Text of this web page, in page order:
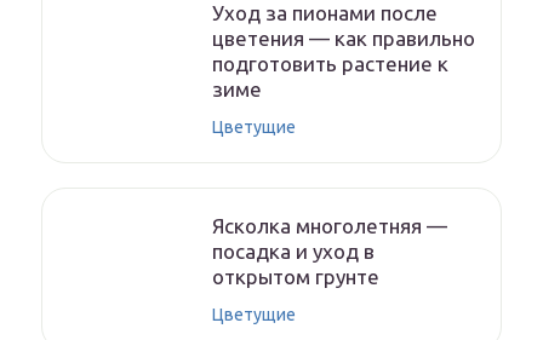
Уход за пионами после
цветения — как правильно
подготовить растение к
зиме
Цветущие
Ясколка многолетняя —
посадка и уход в
открытом грунте
Цветущие